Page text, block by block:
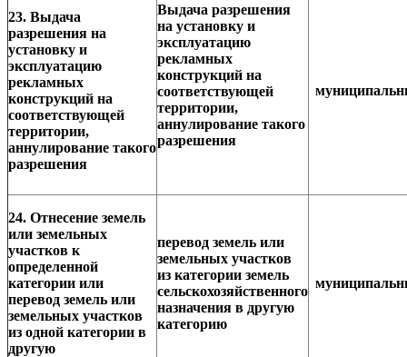
23. Выдача
разрешения на
установку и
эксплуатацию
рекламных
конструкций на
соответствующей
территории,
аннулирование такого
разрешения
Выдача разрешения
на установку и
эксплуатацию
рекламных
конструкций на
соответствующей
территории,
аннулирование такого
разрешения
24. Отнесение земель
или земельных
участков к
определенной
категории или
перевод земель или
земельных участков
из одной категории в
другую
перевод земель или
земельных участков
из категории земель
сельскохозяйственного
назначения в другую
категорию